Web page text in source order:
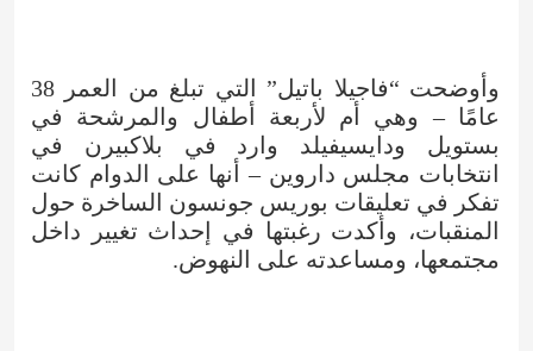
وأوضحت “فاجيلا باتيل” التي تبلغ من العمر 38
عامًا – وهي أم لأربعة أطفال والمرشحة في
بستويل ودايسيفيلد وارد في بلاكبيرن في
انتخابات مجلس داروين – أنها على الدوام كانت
تفكر في تعليقات بوريس جونسون الساخرة حول
المنقبات، وأكدت رغبتها في إحداث تغيير داخل
مجتمعها، ومساعدته على النهوض.